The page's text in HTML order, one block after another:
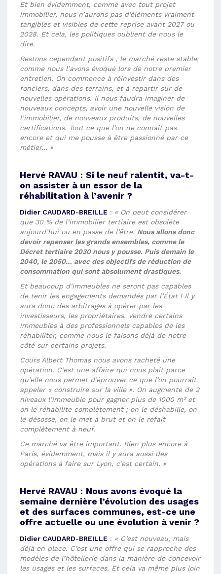
Et bien évidemment, comme avec tout projet
immobilier, nous n’aurons pas d’éléments vraiment
tangibles et visibles de cette reprise avant 2027 ou
2028. Et cela, les politiques oublient de nous le
dire.
Restons cependant positifs ; le marché reste stable,
comme nous l’avons évoqué lors de notre premier
entretien. On commence à réinvestir dans des
fonciers, dans des terrains, et à repartir sur de
nouvelles opérations. Il nous faudra imaginer de
nouveaux concepts, avoir une nouvelle vision de
l’immobilier, de nouveaux produits, de nouvelles
certifications. Tout ce que l’on ne connait pas
encore et qui me pousse à être passionné par ce
métier… »
Hervé RAVAU : Si le neuf ralentit, va-t-
on assister à un essor de la
réhabilitation à l’avenir ?
Didier CAUDARD-BREILLE : « On peut considérer
que 30 % de l’immobilier tertiaire est obsolète
aujourd’hui ou en passe de l’être. Nous allons donc
devoir repenser les grands ensembles, comme le
Décret tertiaire 2030 nous y pousse. Puis demain le
2040, le 2050… avec des objectifs de réduction de
consommation qui sont absolument drastiques.
Et beaucoup d’immeubles ne seront pas capables
de tenir les engagements demandés par l’État ! Il y
aura donc des arbitrages à opérer par les
investisseurs, les propriétaires. Vendre certains
immeubles à des professionnels capables de les
réhabiliter, comme nous le faisons déjà de notre
côté sur certains projets.
Cours Albert Thomas nous avons racheté une
opération. C’est une affaire qui nous plaît parce
qu’elle nous permet d’éprouver ce que l’on pourrait
appeler « construire sur la ville ». On augmente de 2
niveaux l’immeuble pour gagner plus de 1000 m² et
on le réhabilite complètement ; on le déshabille, on
le désosse, on le met à brut et on le refait
complètement à neuf.
Ce marché va être important. Bien plus encore à
Paris, évidemment, mais il y aura aussi des
opérations à faire sur Lyon, c’est certain. »
Hervé RAVAU : Nous avons évoqué la
semaine dernière l’évolution des usages
et des surfaces communes, est-ce une
offre actuelle ou une évolution à venir ?
Didier CAUDARD-BREILLE : « C’est nouveau, mais
déjà en place. C’est une offre qui se rapproche des
modèles de l’hôtellerie dans la manière de concevoir
les usages et les surfaces. Et cela va même plus loin